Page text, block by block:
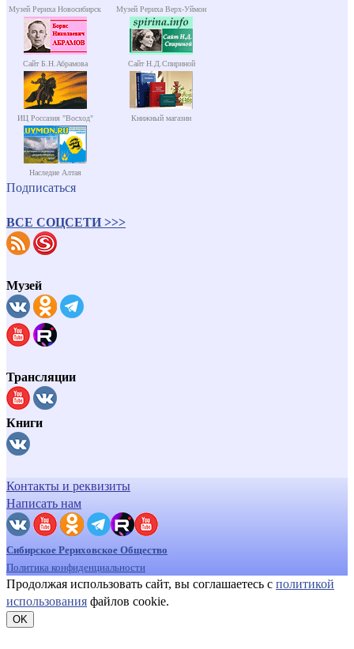
Музей Рериха Новосибирск Музей Рериха Верх-Уймон
Сайт Б.Н.Абрамова Сайт Н.Д.Спириной
ИЦ Россазия "Восход" Книжный магазин
Наследие Алтая
Подписаться
ВСЕ СОЦСЕТИ >>>
Музей
Трансляции
Книги
Контакты и реквизиты
Написать нам
Сибирское Рериховское Общество
Политика конфиденциальности
Продолжая использовать сайт, вы соглашаетесь с политикой
использования файлов cookie.
OK